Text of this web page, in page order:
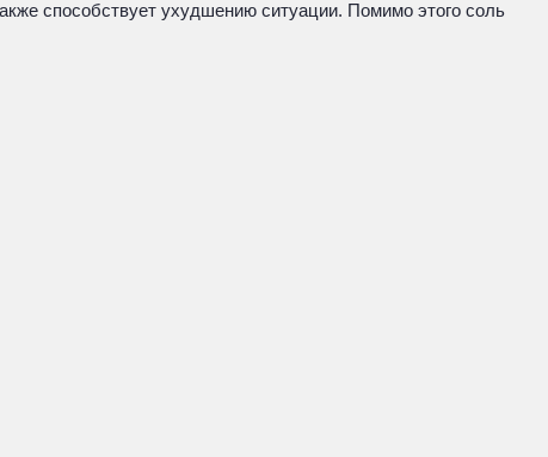
способствует ухудшению ситуации. Помимо этого соль